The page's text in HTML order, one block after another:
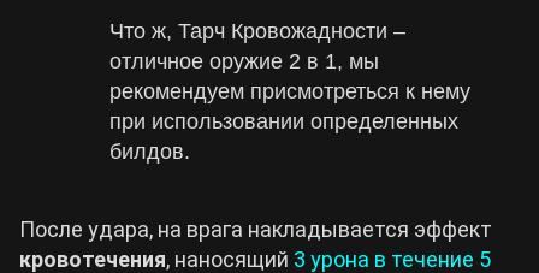
Что ж, Тарч Кровожадности –
отличное оружие 2 в 1, мы
рекомендуем присмотреться к нему
при использовании определенных
билдов.
После удара, на врага накладывается эффект
кровотечения, наносящий 3 урона в течение 5